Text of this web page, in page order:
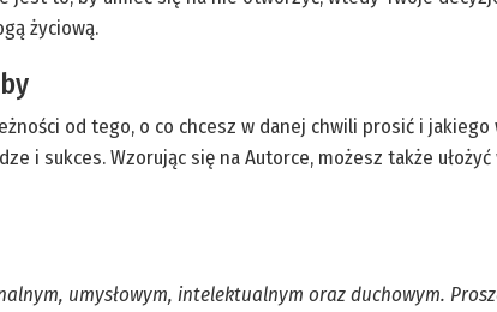
życiową.
od tego, o co chcesz w danej chwili prosić i
i sukces. Wzorując się na Autorce, możesz także
umysłowym, intelektualnym oraz duchowym.